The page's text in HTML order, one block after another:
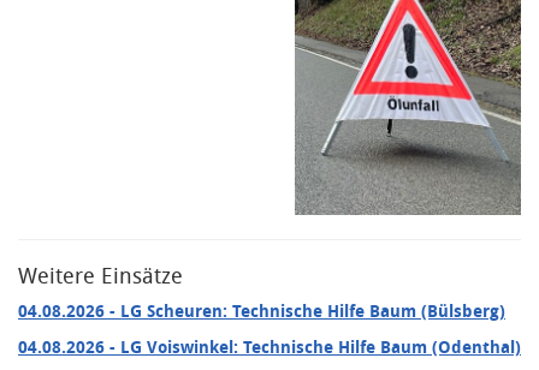
Weitere Einsätze
04.08.2026 - LG Scheuren: Technische Hilfe Baum (Bülsberg)
04.08.2026 - LG Voiswinkel: Technische Hilfe Baum (Odenthal)